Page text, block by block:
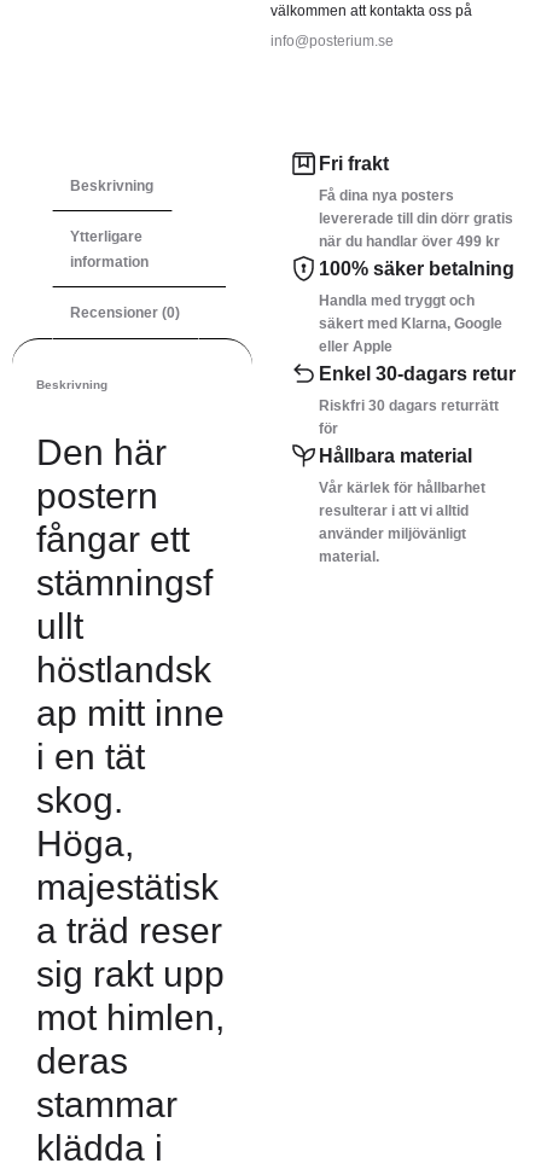
välkommen att kontakta oss på
info@posterium.se
Beskrivning
Ytterligare
information
Recensioner (0)
Beskrivning
Den här
postern
fångar ett
stämningsf
ullt
höstlandsk
ap mitt inne
i en tät
skog.
Höga,
majestätisk
a träd reser
sig rakt upp
mot himlen,
deras
stammar
klädda i
Fri frakt
Få dina nya posters
levererade till din dörr gratis
när du handlar över 499 kr
100% säker betalning
Handla med tryggt och
säkert med Klarna, Google
eller Apple
Enkel 30-dagars retur
Riskfri 30 dagars returrätt
för
Hållbara material
Vår kärlek för hållbarhet
resulterar i att vi alltid
använder miljövänligt
material.